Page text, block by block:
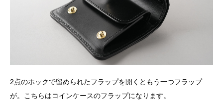
2点のホックで留められたフラップを開くともう一つフラップ
が。こちらはコインケースのフラップになります。